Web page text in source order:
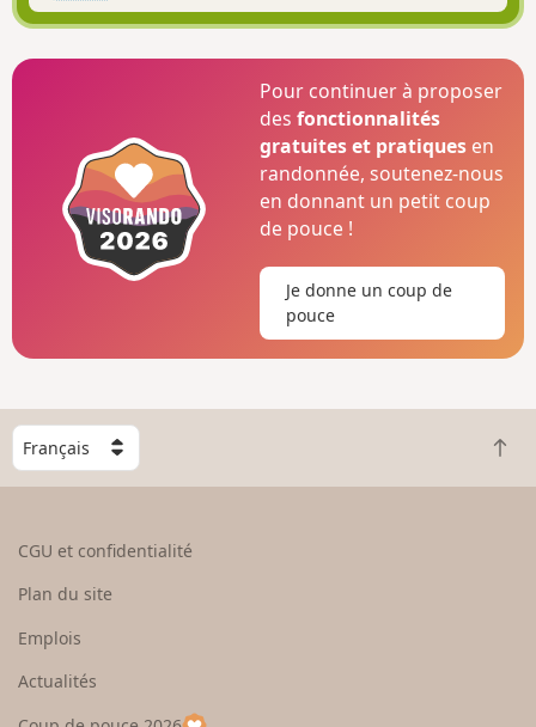
Pour continuer à proposer
desfonctionnalités
gratuites et pratiques en
randonnée, soutenez-nous
en donnant un petit coup
de pouce !
Je donne un coup de
pouce
C
h
o
e
u
R
e
CGU et confidentialité
Plan du site
Emplois
Actualités